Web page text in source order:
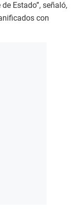
Estado”, señaló,
con